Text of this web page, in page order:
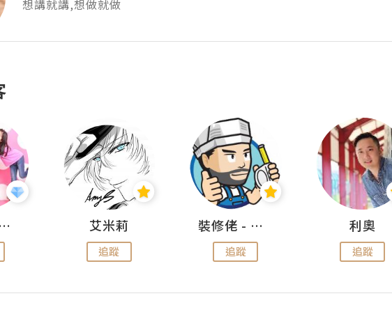
想講就講,想做就做
儍媽媽與兩隻小魔怪之家 艾米莉
追蹤
裝修佬 - 香港一站式網上裝修平台
追蹤
利奧
追蹤